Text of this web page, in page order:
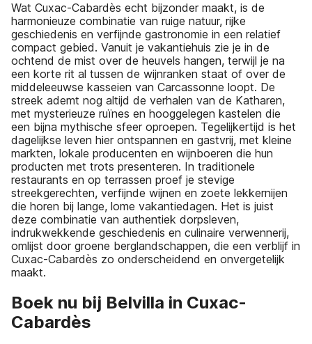
Wat Cuxac-Cabardès echt bijzonder maakt, is de
harmonieuze combinatie van ruige natuur, rijke
geschiedenis en verfijnde gastronomie in een relatief
compact gebied. Vanuit je vakantiehuis zie je in de
ochtend de mist over de heuvels hangen, terwijl je na
een korte rit al tussen de wijnranken staat of over de
middeleeuwse kasseien van Carcassonne loopt. De
streek ademt nog altijd de verhalen van de Katharen,
met mysterieuze ruïnes en hooggelegen kastelen die
een bijna mythische sfeer oproepen. Tegelijkertijd is het
dagelijkse leven hier ontspannen en gastvrij, met kleine
markten, lokale producenten en wijnboeren die hun
producten met trots presenteren. In traditionele
restaurants en op terrassen proef je stevige
streekgerechten, verfijnde wijnen en zoete lekkernijen
die horen bij lange, lome vakantiedagen. Het is juist
deze combinatie van authentiek dorpsleven,
indrukwekkende geschiedenis en culinaire verwennerij,
omlijst door groene berglandschappen, die een verblijf in
Cuxac-Cabardès zo onderscheidend en onvergetelijk
maakt.
Boek nu bij Belvilla in Cuxac-
Cabardès